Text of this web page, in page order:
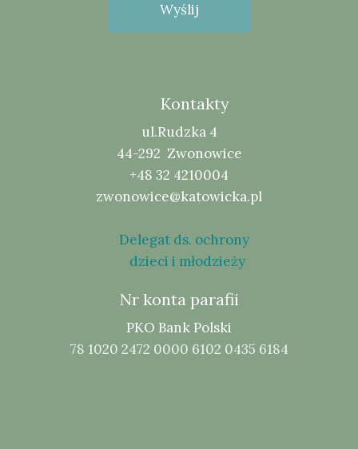
Wyślij
Kontakty
ul.Rudzka 4
44-292 Zwonowice
+48 32 4210004
zwonowice@katowicka.pl
Delegat ds. ochrony
dzieci i młodzieży
Nr konta parafii
PKO Bank Polski
78 1020 2472 0000 6102 0435 6184